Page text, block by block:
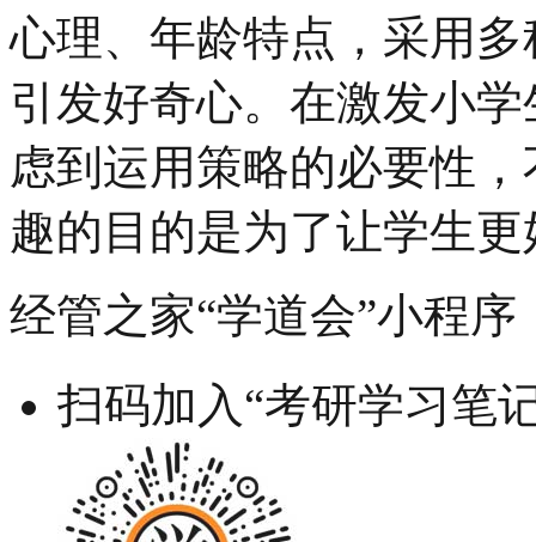
心理、年龄特点，采用
引发好奇心。在激发小
虑到运用策略的必要性
趣的目的是为了让学生
经管之家“学道会”小程序
扫码加入“考研学习笔